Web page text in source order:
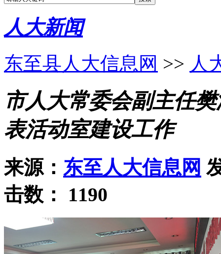
人大新闻
东至县人大信息网 >> 人
市人大常委会副主任
表活动室建设工作
来源： 东至人大信息网
击数： 1190